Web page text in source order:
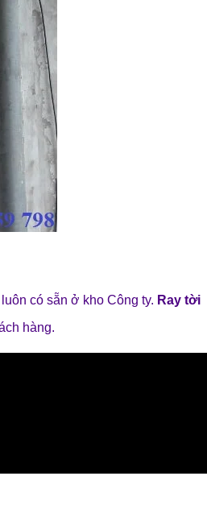
có sẵn ở kho Công ty. Ray tời
hàng.